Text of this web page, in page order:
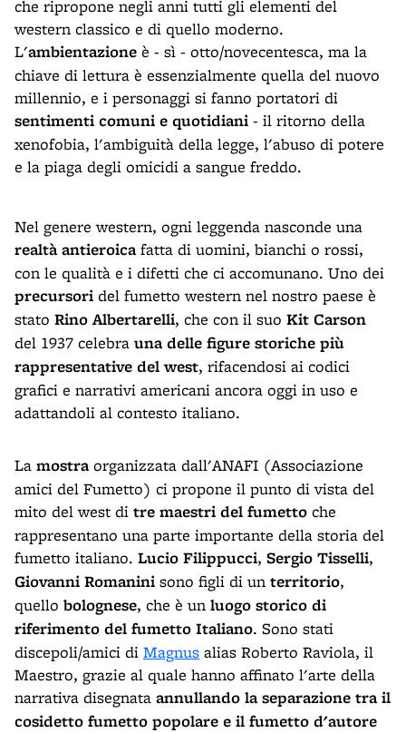
che ripropone negli anni tutti gli elementi del
western classico e di quello moderno.
L'ambientazione è - sì - otto/novecentesca, ma la
chiave di lettura è essenzialmente quella del nuovo
millennio, e i personaggi si fanno portatori di
sentimenti comuni e quotidiani - il ritorno della
xenofobia, l'ambiguità della legge, l'abuso di potere
e la piaga degli omicidi a sangue freddo.
Nel genere western, ogni leggenda nasconde una
realtà antieroicafatta di uomini, bianchi o rossi,
con le qualità e i difetti che ci accomunano. Uno dei
precursori del fumetto western nel nostro paese è
stato Rino Albertarelli, che con il suo Kit Carson
del 1937 celebra una delle figure storiche più
rappresentative del west, rifacendosi ai codici
grafici e narrativi americani ancora oggi in uso e
adattandoli al contesto italiano.
La mostraorganizzata dall'ANAFI (Associazione
amici del Fumetto) ci propone il punto di vista del
mito del west di tre maestri del fumetto che
rappresentano una parte importante della storia del
fumetto italiano. Lucio Filippucci, Sergio Tisselli,
Giovanni Romanini sono figli di un territorio,
quello bolognese, che è un luogo storico di
riferimento del fumetto Italiano. Sono stati
discepoli/amici di Magnus alias Roberto Raviola, il
Maestro, grazie al quale hanno affinato l'arte della
narrativa disegnata annullando la separazione tra il
cosidetto fumetto popolare e il fumetto d'autore